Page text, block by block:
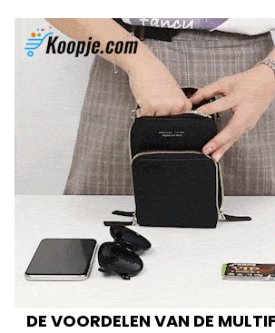
DE VOORDELEN VAN DE